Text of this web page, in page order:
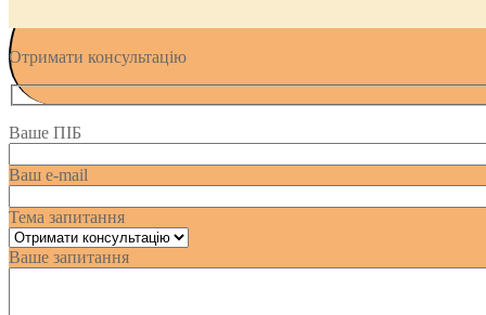
Отримати консультацію
Ваше ПІБ
Ваш e-mail
Тема запитання
Ваше запитання